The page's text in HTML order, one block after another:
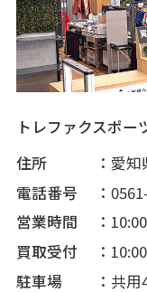
トレファクスポ
住所
愛知
電話番号
営業時間
買取受付
駐車場
共用